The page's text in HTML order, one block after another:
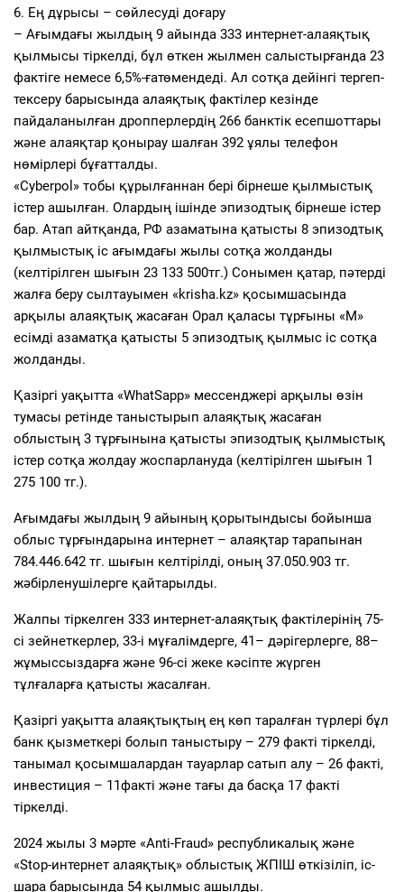
6. Ең дұрысы – сөйлесуді доғару
– Ағымдағы жылдың 9 айында 333 интернет-алаяқтық
қылмысы тіркелді, бұл өткен жылмен салыстырғанда 23
фактіге немесе 6,5%-ғатөмендеді. Ал сотқа дейінгі тергеп-
тексеру барысында алаяқтық фактілер кезінде
пайдаланылған дропперлердің 266 банктік есепшоттары
және алаяқтар қонырау шалған 392 ұялы телефон
нөмірлері бұғатталды.
«Cyberpol» тобы құрылғаннан бері бірнеше қылмыстық
істер ашылған. Олардың ішінде эпизодтық бірнеше істер
бар. Атап айтқанда, РФ азаматына қатысты 8 эпизодтық
қылмыстық іс ағымдағы жылы сотқа жолданды
(келтірілген шығын 23 133 500тг.) Сонымен қатар, пәтерді
жалға беру сылтауымен «krisha.kz» қосымшасында
арқылы алаяқтық жасаған Орал қаласы тұрғыны «М»
есімді азаматқа қатысты 5 эпизодтық қылмыс іс сотқа
жолданды.
Қазіргі уақытта «WhatSapp» мессенджері арқылы өзін
тумасы ретінде таныстырып алаяқтық жасаған
облыстың 3 тұрғынына қатысты эпизодтық қылмыстық
істер сотқа жолдау жоспарлануда (келтірілген шығын 1
275 100 тг.).
Ағымдағы жылдың 9 айының қорытындысы бойынша
облыс тұрғындарына интернет – алаяқтар тарапынан
784.446.642 тг. шығын келтірілді, оның 37.050.903 тг.
жәбірленушілерге қайтарылды.
Жалпы тіркелген 333 интернет-алаяқтық фактілерінің 75-
сі зейнеткерлер, 33-і мұғалімдерге, 41– дәрігерлерге, 88–
жұмыссыздарға және 96-сі жеке кәсіпте жүрген
тұлғаларға қатысты жасалған.
Қазіргі уақытта алаяқтықтың ең көп таралған түрлері бұл
банк қызметкері болып таныстыру – 279 факті тіркелді,
танымал қосымшалардан тауарлар сатып алу – 26 факті,
инвестиция – 11факті және тағы да басқа 17 факті
тіркелді.
2024 жылы 3 мәрте «Anti-Fraud» республикалық және
«Stop-интернет алаяқтық» облыстық ЖПІШ өткізіліп, іс-
шара барысында 54қылмыс ашылды.